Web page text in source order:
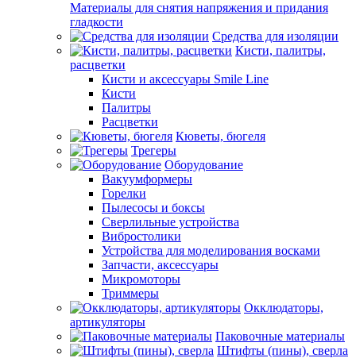
Материалы для снятия напряжения и придания
гладкости
Средства для изоляции
Кисти, палитры,
расцветки
Кисти и аксессуары Smile Line
Кисти
Палитры
Расцветки
Кюветы, бюгеля
Трегеры
Оборудование
Вакуумформеры
Горелки
Пылесосы и боксы
Сверлильные устройства
Вибростолики
Устройства для моделирования восками
Запчасти, аксессуары
Микромоторы
Триммеры
Окклюдаторы,
артикуляторы
Паковочные материалы
Штифты (пины), сверла